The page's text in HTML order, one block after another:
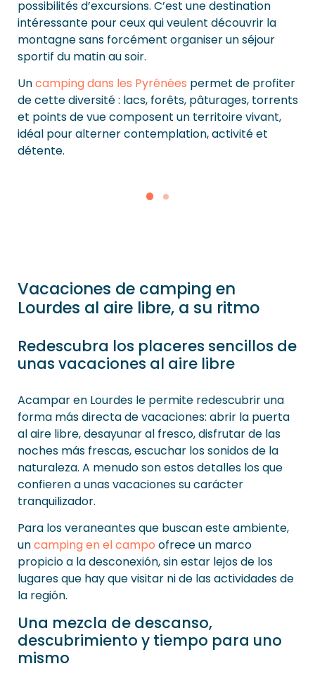
possibilités d’excursions. C’est une destination
intéressante pour ceux qui veulent découvrir la
montagne sans forcément organiser un séjour
sportif du matin au soir.
Uncamping dans les Pyrénées permet de profiter
de cette diversité : lacs, forêts, pâturages, torrents
et points de vue composent un territoire vivant,
idéal pour alterner contemplation, activité et
détente.
Vacaciones de camping en
Lourdes al aire libre, a su ritmo
Redescubra los placeres sencillos de
unas vacaciones al aire libre
Acampar en Lourdes le permite redescubrir una
forma más directa de vacaciones: abrir la puerta
al aire libre, desayunar al fresco, disfrutar de las
noches más frescas, escuchar los sonidos de la
naturaleza. A menudo son estos detalles los que
confieren a unas vacaciones su carácter
tranquilizador.
Para los veraneantes que buscan este ambiente,
uncamping en el campo ofrece un marco
propicio a la desconexión, sin estar lejos de los
lugares que hay que visitar ni de las actividades de
la región.
Una mezcla de descanso,
descubrimiento y tiempo para uno
mismo